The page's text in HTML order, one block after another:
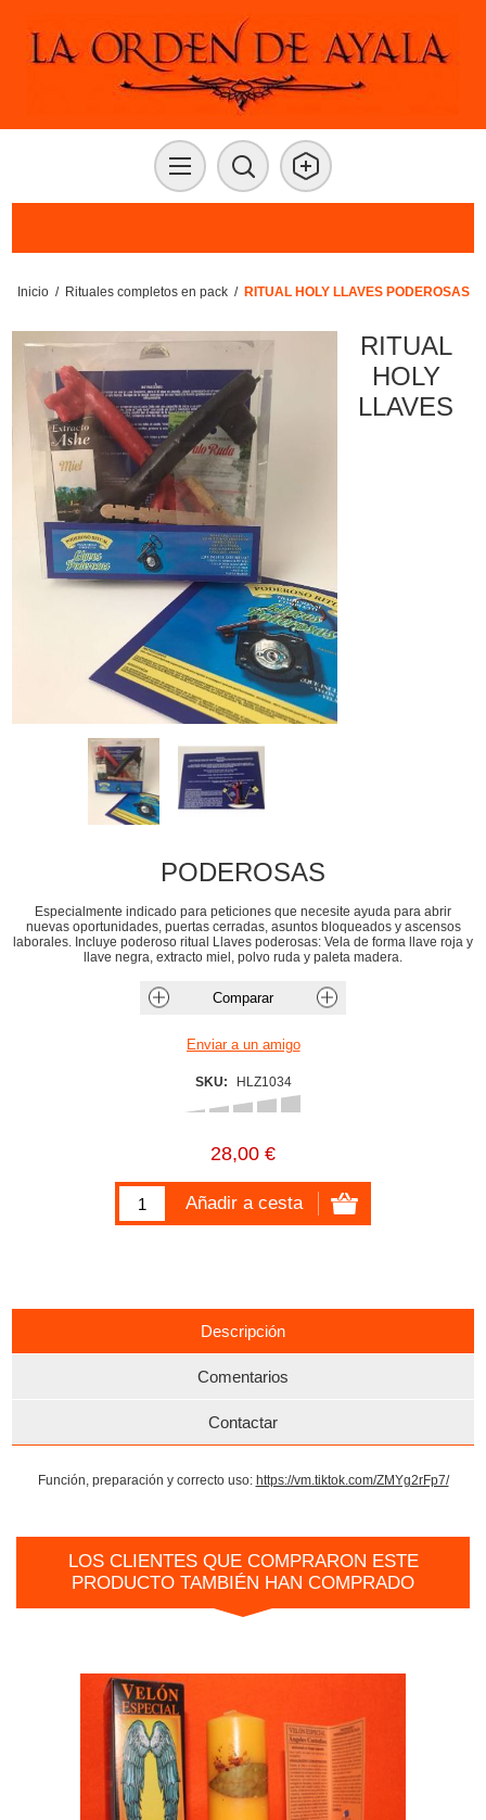
Inicio / Rituales completos en pack / RITUAL HOLY LLAVES PODEROSAS
RITUAL
HOLY
LLAVES
PODEROSAS
Especialmente indicado para peticiones que necesite ayuda para abrir
nuevas oportunidades, puertas cerradas, asuntos bloqueados y ascensos
laborales. Incluye poderoso ritual Llaves poderosas: Vela de forma llave roja y
llave negra, extracto miel, polvo ruda y paleta madera.
SKU: HLZ1034
28,00 €
Descripción
Comentarios
Contactar
Función, preparación y correcto uso: https://vm.tiktok.com/ZMYg2rFp7/
LOS CLIENTES QUE COMPRARON ESTE
PRODUCTO TAMBIÉN HAN COMPRADO